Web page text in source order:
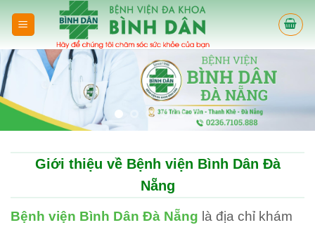
Giới thiệu về Bệnh viện Bình Dân Đà
Nẵng
Bệnh viện Bình Dân Đà Nẵng là địa chỉ khám